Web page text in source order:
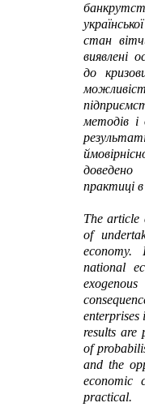
стан
виявлені
до
методів і
практиці в
The article
of
national
enterprises
results are
of
and the
economic
practical.